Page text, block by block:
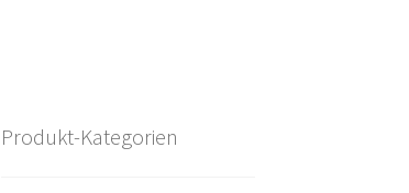
Produkt-Kategorien